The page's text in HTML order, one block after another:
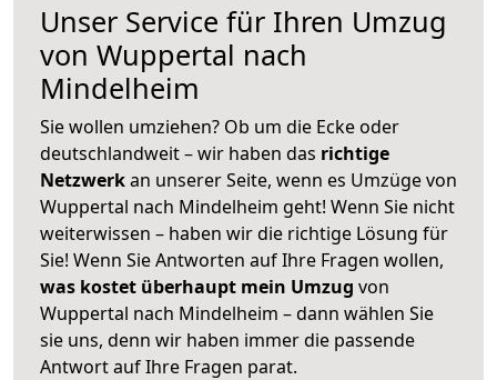
Unser Service für Ihren Umzug
von Wuppertal nach
Mindelheim
Sie wollen umziehen? Ob um die Ecke oder
deutschlandweit – wir haben das richtige
Netzwerkan unserer Seite, wenn es Umzüge von
Wuppertal nach Mindelheim geht! Wenn Sie nicht
weiterwissen – haben wir die richtige Lösung für
Sie! Wenn Sie Antworten auf Ihre Fragen wollen,
was kostet überhaupt mein Umzug von
Wuppertal nach Mindelheim – dann wählen Sie
sie uns, denn wir haben immer die passende
Antwort auf Ihre Fragen parat.